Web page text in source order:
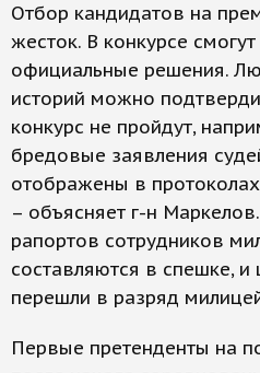
Отбор кандидатов на
жесток. В конкурсе
официальные решения.
историй можно
конкурс не пройдут,
бредовые заявления
отображены в
– объясняет г-н
рапортов сотрудников
составляются в спешке,
перешли в разряд
Первые претенденты на